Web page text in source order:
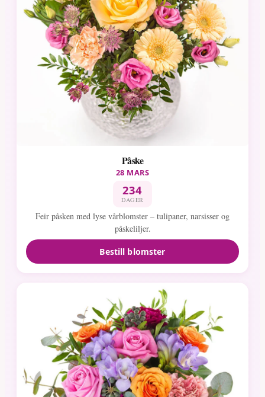
Påske
28 MARS
234
DAGER
Feir påsken med lyse vårblomster – tulipaner, narsisser og
påskeliljer.
Bestill blomster